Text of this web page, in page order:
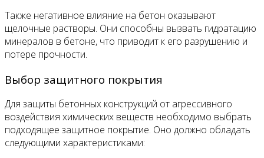
Также негативное влияние на бетон оказывают
щелочные растворы. Они способны вызвать гидратацию
минералов в бетоне, что приводит к его разрушению и
потере прочности.
Выбор защитного покрытия
Для защиты бетонных конструкций от агрессивного
воздействия химических веществ необходимо выбрать
подходящее защитное покрытие. Оно должно обладать
следующими характеристиками: